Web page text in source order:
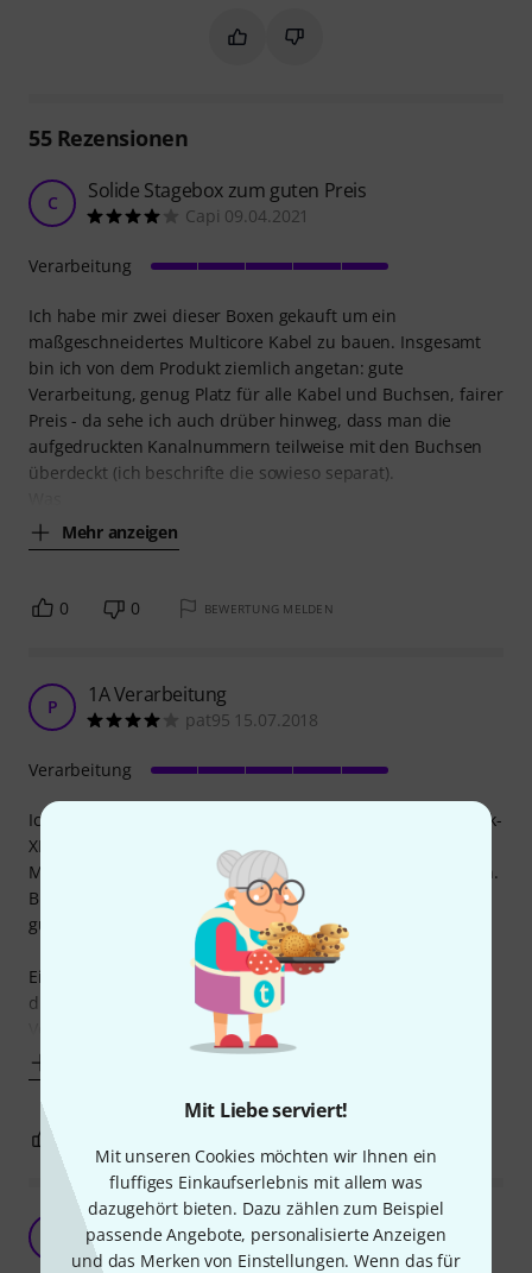
Mit Liebe serviert!
Mit unseren Cookies möchten wir Ihnen ein
fluffiges Einkaufserlebnis mit allem was
dazugehört bieten. Dazu zählen zum Beispiel
passende Angebote, personalisierte Anzeigen
und das Merken von Einstellungen. Wenn das für
Markieren Sie diese
Markieren Sie diese
55Rezensionen
C Solide Stagebox zum guten Preis
Capi 09.04.2021
Ich habe mir zwei dieser Boxen gekauft um ein
maßgeschneidertes Multicore Kabel zu bauen. Insgesamt
bin ich von dem Produkt ziemlich angetan: gute
Verarbeitung, genug Platz für alle Kabel und Buchsen, fairer
Preis - da sehe ich auch drüber hinweg, dass man die
aufgedruckten Kanalnummern teilweise mit den Buchsen
überdeckt (ich beschrifte die sowieso separat).
Mehr anzeigen
Verarbeitung
0 0 BEWERTUNG MELDEN
P 1A Verarbeitung
pat95 15.07.2018
Ich habe mir mit diesem Stagebox Housing, einigen Neutrik-
XLR-Dosen und einem Sommer Cable Quantum Highflex
Multicore gekauft. In der Kombination super zu verwenden.
Buchsen lassen sich leicht einbauen und Verarbeitung ist
gut.
Einen kleinen Kritikpunkt habe ich noch: Die Nummern für
die Anschlüsse sind so gedruckt, dass diese zumindest bei
Verarbeitung
Massiv und geräumig
Dabinielson 24.11.2023